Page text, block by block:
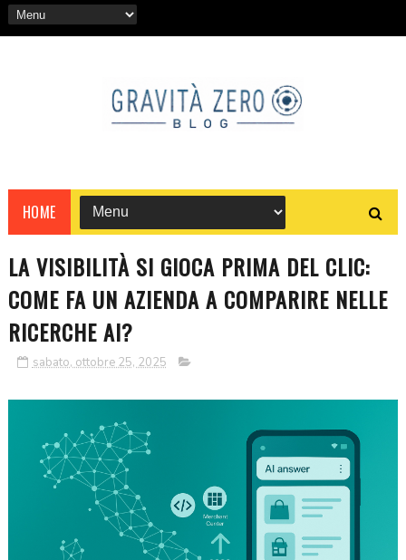
HOME
LA VISIBILITÀ SI GIOCA PRIMA DEL CLIC:
COME FA UN AZIENDA A COMPARIRE NELLE
RICERCHE AI?
sabato, ottobre 25, 2025